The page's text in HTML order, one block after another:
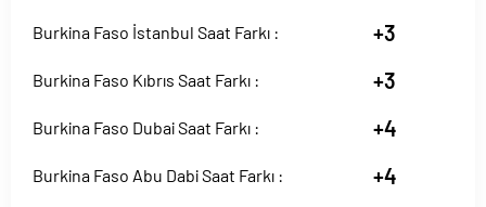
Burkina Faso İstanbul Saat Farkı : +3
Burkina Faso Kıbrıs Saat Farkı : +3
Burkina Faso Dubai Saat Farkı : +4
Burkina Faso Abu Dabi Saat Farkı : +4